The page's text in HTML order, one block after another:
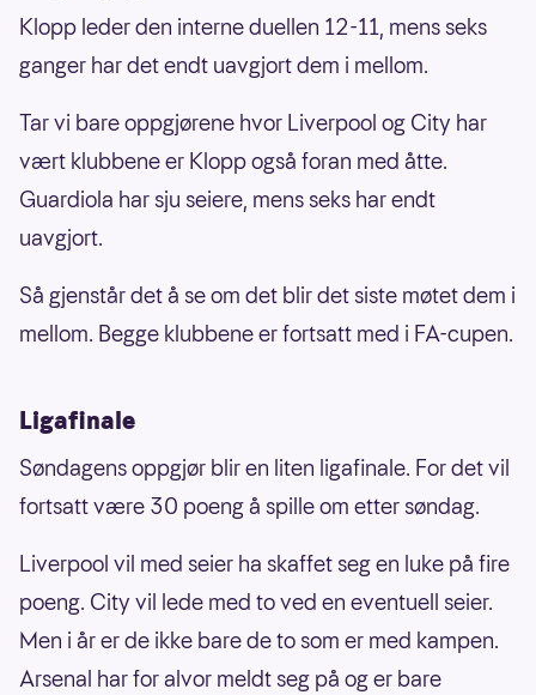
Klopp leder den interne duellen 12-11, mens seks
ganger har det endt uavgjort dem i mellom.
Tar vi bare oppgjørene hvor Liverpool og City har
vært klubbene er Klopp også foran med åtte.
Guardiola har sju seiere, mens seks har endt
uavgjort.
Så gjenstår det å se om det blir det siste møtet dem i
mellom. Begge klubbene er fortsatt med i FA-cupen.
Ligafinale
Søndagens oppgjør blir en liten ligafinale. For det vil
fortsatt være 30 poeng å spille om etter søndag.
Liverpool vil med seier ha skaffet seg en luke på fire
poeng. City vil lede med to ved en eventuell seier.
Men i år er de ikke bare de to som er med kampen.
Arsenal har for alvor meldt seg på og er bare